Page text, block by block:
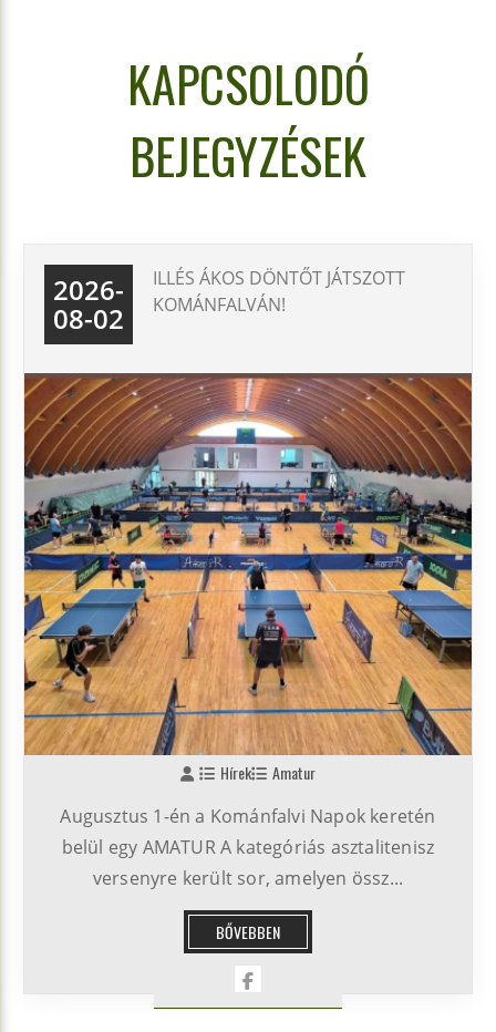
KAPCSOLODÓ
BEJEGYZÉSEK
2026-
08-02
ILLÉS ÁKOS DÖNTŐT JÁTSZOTT
KOMÁNFALVÁN!
Hírek Amatur
Augusztus 1-én a Kománfalvi Napok keretén
belül egy AMATUR A kategóriás asztalitenisz
versenyre került sor, amelyen össz...
BŐVEBBEN